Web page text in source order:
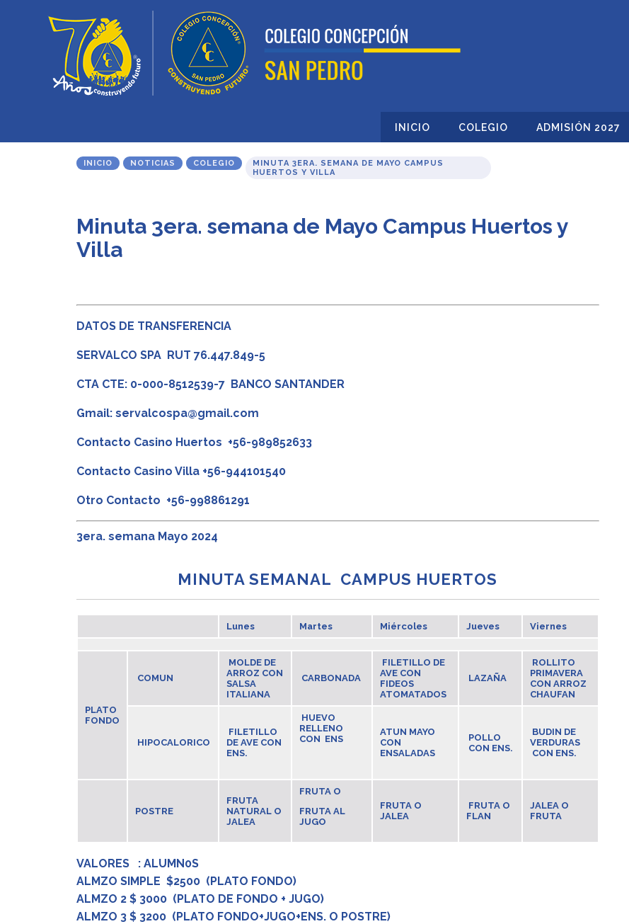
INICIO COLEGIO ADMISIÓN 2027
INICIO NOTICIAS COLEGIO
MINUTA 3ERA. SEMANA DE MAYO CAMPUS
HUERTOS Y VILLA
Minuta 3era. semana de Mayo Campus Huertos y
Villa
DATOS DE TRANSFERENCIA
SERVALCO SPA RUT 76.447.849-5
CTA CTE: 0-000-8512539-7 BANCO SANTANDER
Gmail: servalcospa@gmail.com
Contacto Casino Huertos +56-989852633
Contacto Casino Villa +56-944101540
Otro Contacto +56-998861291
3era. semana Mayo 2024
MINUTA SEMANAL CAMPUS HUERTOS
Lunes Martes Miércoles Jueves Viernes
PLATO
FONDO
COMUN
MOLDE DE
ARROZ CON
SALSA
ITALIANA
CARBONADA
FILETILLO DE
AVE CON
FIDEOS
ATOMATADOS
LAZAÑA
ROLLITO
PRIMAVERA
CON ARROZ
CHAUFAN
HIPOCALORICO
FILETILLO
DE AVE CON
ENS.
HUEVO
RELLENO
CON ENS
ATUN MAYO
CON
ENSALADAS
POLLO
CON ENS.
BUDIN DE
VERDURAS
CON ENS.
POSTRE
FRUTA
NATURAL O
JALEA
FRUTA O
FRUTA AL
JUGO
FRUTA O
JALEA
FRUTA O
FLAN
JALEA O
FRUTA
VALORES : ALUMN0S
ALMZO SIMPLE $2500 (PLATO FONDO)
ALMZO 2 $ 3000 (PLATO DE FONDO + JUGO)
ALMZO 3 $ 3200 (PLATO FONDO+JUGO+ENS. O POSTRE)